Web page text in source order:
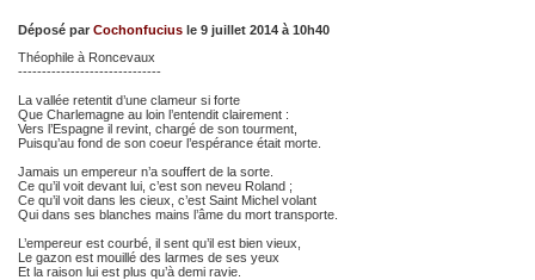
Déposé par Cochonfucius le 9 juillet 2014 à 10h40
Théophile à Roncevaux
------------------------------
La vallée retentit d’une clameur si forte
Que Charlemagne au loin l’entendit clairement :
Vers l’Espagne il revint, chargé de son tourment,
Puisqu’au fond de son coeur l’espérance était morte.
Jamais un empereur n’a souffert de la sorte.
Ce qu’il voit devant lui, c’est son neveu Roland ;
Ce qu’il voit dans les cieux, c’est Saint Michel volant
Qui dans ses blanches mains l’âme du mort transporte.
L’empereur est courbé, il sent qu’il est bien vieux,
Le gazon est mouillé des larmes de ses yeux
Et la raison lui est plus qu’à demi ravie.